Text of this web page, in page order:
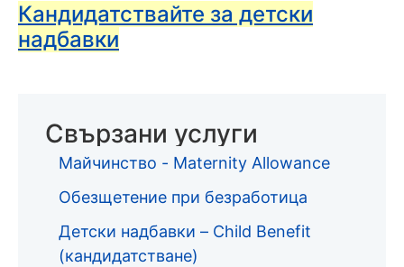
Кандидатствайте за детски
надбавки
Свързани услуги
Майчинство - Maternity Allowance
Обезщетение при безработица
Детски надбавки – Child Benefit
(кандидатстване)